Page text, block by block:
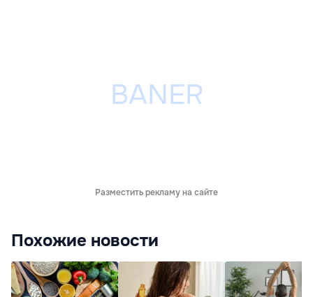
Разместить рекламу на сайте
Похожие новости